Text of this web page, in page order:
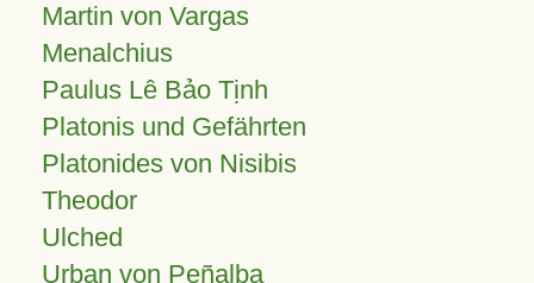
Martin von Vargas
Menalchius
Paulus Lê Bảo Tịnh
Platonis und Gefährten
Platonides von Nisibis
Theodor
Ulched
Urban von Peñalba